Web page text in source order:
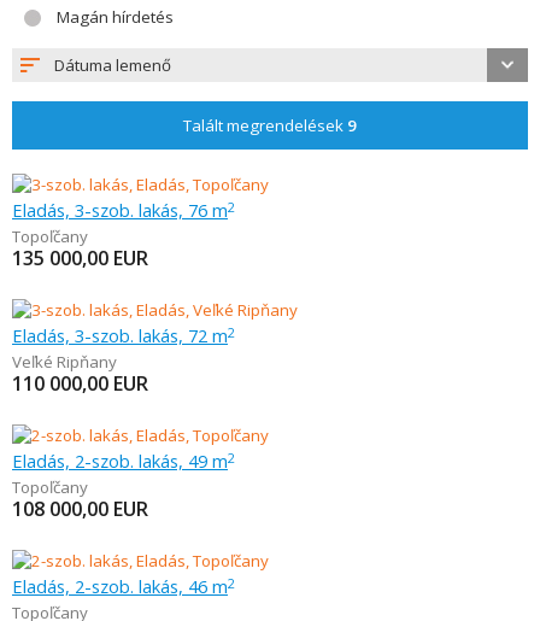
Magán hírdetés
Dátuma lemenő
Talált megrendelések 9
Eladás, 3-szob. lakás, 76 m2
Topoľčany
135 000,00 EUR
Eladás, 3-szob. lakás, 72 m2
Veľké Ripňany
110 000,00 EUR
Eladás, 2-szob. lakás, 49 m2
Topoľčany
108 000,00 EUR
Eladás, 2-szob. lakás, 46 m2
Topoľčany